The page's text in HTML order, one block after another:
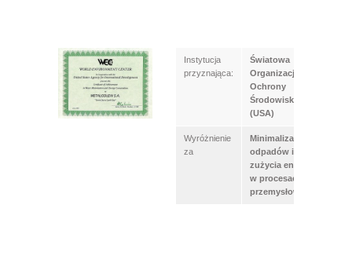
Instytucja
przyznająca:
Światowa
Organizacja
Ochrony
Środowiska
(USA)
Wyróżnienie
za
Minimalizacje
odpadów i
zużycia energii
w procesach
przemysłowych